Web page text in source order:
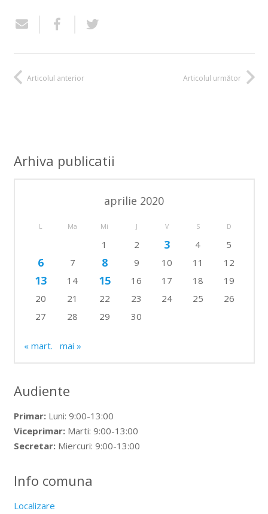
Articolul anterior Articolul următor
Arhiva publicatii
aprilie 2020
L Ma Mi J V S D
1 2 3 4 5
6 7 8 9 10 11 12
13 14 15 16 17 18
19
20
21 22 23 24 25
26
27
28 29 30
« mart. mai »
Audiente
Primar:Luni: 9:00-13:00
Viceprimar:Marti: 9:00-13:00
Secretar:Miercuri: 9:00-13:00
Info comuna
Localizare